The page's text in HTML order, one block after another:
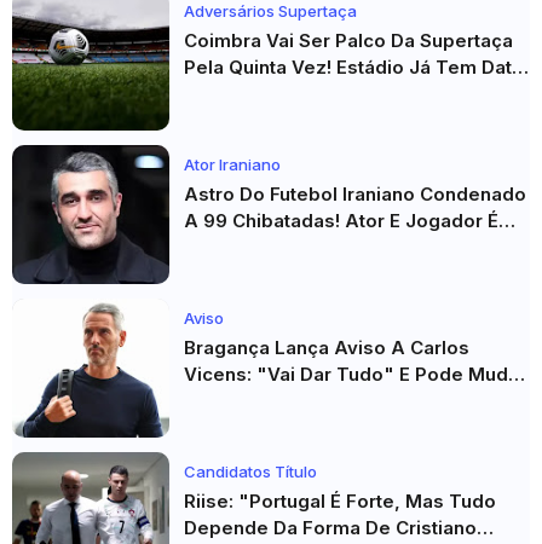
Adversários Supertaça
Coimbra Vai Ser Palco Da Supertaça
Pela Quinta Vez! Estádio Já Tem Data
Ator Iraniano
Astro Do Futebol Iraniano Condenado
A 99 Chibatadas! Ator E Jogador É
Aviso
Bragança Lança Aviso A Carlos
Vicens: "Vai Dar Tudo" E Pode Mudar
Candidatos Título
Riise: "Portugal É Forte, Mas Tudo
Depende Da Forma De Cristiano